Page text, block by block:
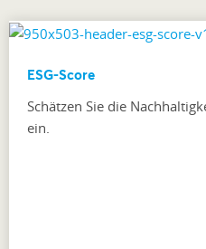
ESG-Score
Schätzen Sie die
ein.